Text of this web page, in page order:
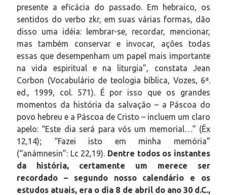
presente a eficácia do passado. Em hebraico, os
sentidos do verbo zkr, em suas várias formas, dão
disso uma idéia: lembrar-se, recordar, mencionar,
mas também conservar e invocar, ações todas
essas que desempenham um papel mais importante
na vida espiritual e na liturgia”, constata Jean
Corbon (Vocabulário de teologia bíblica, Vozes, 6ª.
ed., 1999, col. 571). É por isso que os grandes
momentos da história da salvação – a Páscoa do
povo hebreu e a Páscoa de Cristo – incluem um claro
apelo: “Este dia será para vós um memorial…” (Êx
12,14); “Fazei isto em minha memória”
(“anámnesin”: Lc 22,19). Dentre todos os instantes
da história, certamente um merece ser
recordado – segundo nosso calendário e os
estudos atuais, era o dia 8 de abril do ano 30 d.C.,